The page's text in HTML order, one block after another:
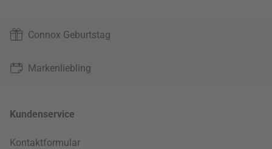
Connox Geburtstag
Markenliebling
Kundenservice
Kontaktformular